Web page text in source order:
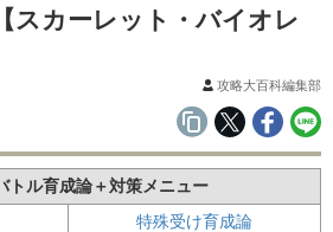
スカーレット・バイオレ
攻略大百科編集部
トル育成論＋対策メニュー
特殊受け育成論